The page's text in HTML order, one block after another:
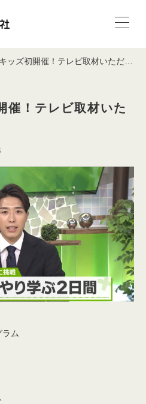
ズ初開催！テレビ取材いただきました
催！テレビ取材いた
ラム